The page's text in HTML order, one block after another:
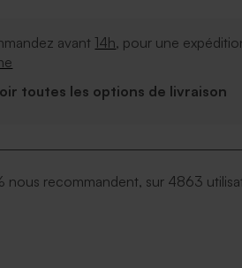
avant 14h, pour une
toutes les options de livraison
nous recommandent, sur 4863